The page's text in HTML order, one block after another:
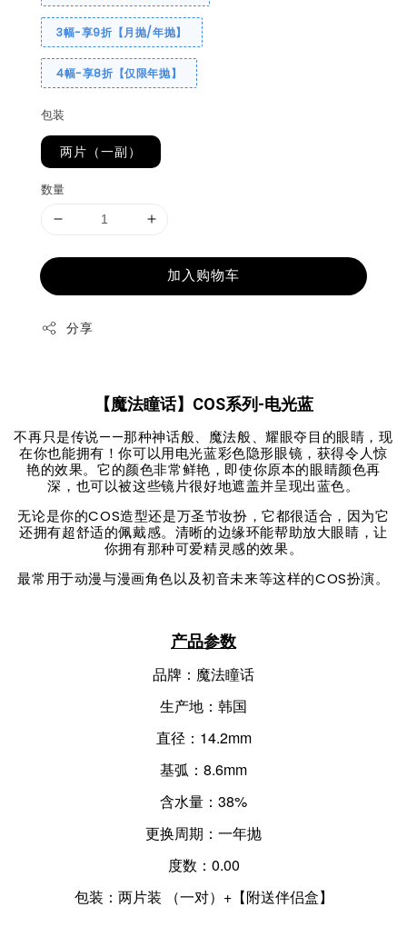
3幅-享9折【月抛/年抛】
4幅-享8折【仅限年抛】
包装
两片（一副）
数量
加入购物车
分享
【魔法瞳话】COS系列-电光蓝
不再只是传说——那种神话般、魔法般、耀眼夺目的眼睛，现
在你也能拥有！你可以用电光蓝彩色隐形眼镜，获得令人惊
艳的效果。它的颜色非常鲜艳，即使你原本的眼睛颜色再
深，也可以被这些镜片很好地遮盖并呈现出蓝色。
无论是你的COS造型还是万圣节妆扮，它都很适合，因为它
还拥有超舒适的佩戴感。清晰的边缘环能帮助放大眼睛，让
你拥有那种可爱精灵感的效果。
最常用于动漫与漫画角色以及初音未来等这样的COS扮演。
产品参数
品牌：魔法瞳话
生产地：韩国
直径：14.2mm
基弧：8.6mm
含水量：38%
更换周期：一年抛
度数：0.00
包装：两片装 （一对）+【附送伴侣盒】